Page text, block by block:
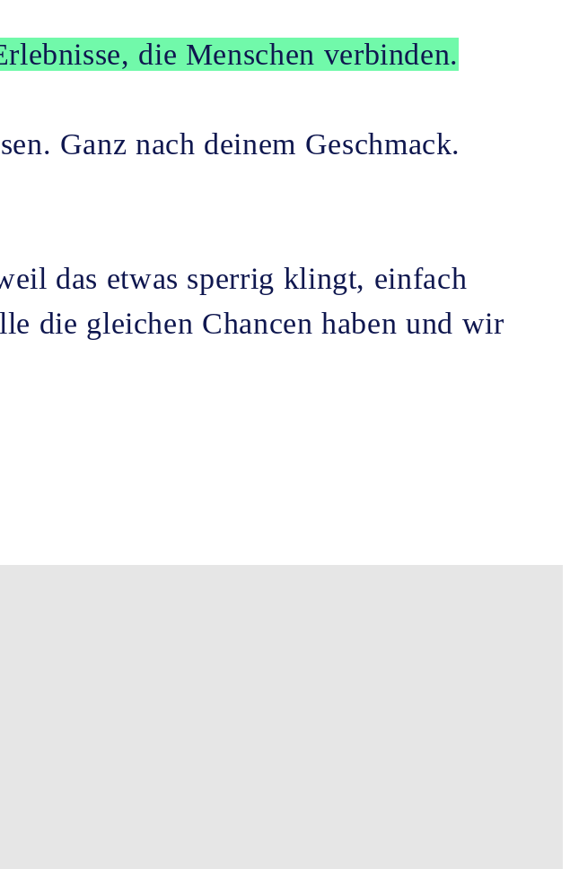
die Menschen verbinden.
Ganz nach deinem Geschmack.
das etwas sperrig klingt, einfach
die gleichen Chancen haben und wir